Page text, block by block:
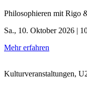
Philosophieren mit Rigo
Sa., 10. Oktober 2026 |
Mehr erfahren
Kulturveranstaltungen,